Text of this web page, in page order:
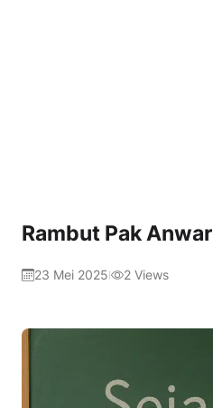
Rambut Pak Anwar
23 Mei 2025 2 Views